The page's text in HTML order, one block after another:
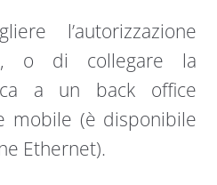
l’autorizzazione
o di collegare la
a un back office
mobile (è disponibile
Ethernet).